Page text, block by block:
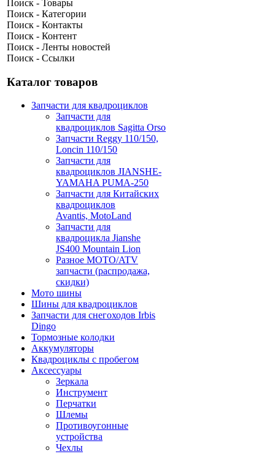
Поиск - Товары
Поиск - Категории
Поиск - Контакты
Поиск - Контент
Поиск - Ленты новостей
Поиск - Ссылки
Каталог товаров
Запчасти для квадроциклов
Запчасти для
квадроциклов Sagitta Orso
Запчасти Reggy 110/150,
Loncin 110/150
Запчасти для
квадроциклов JIANSHE-
YAMAHA PUMA-250
Запчасти для Китайских
квадроциклов
Avantis, MotoLand
Запчасти для
квадроцикла Jianshe
JS400 Mountain Lion
Разное МОТО/ATV
запчасти (распродажа,
скидки)
Мото шины
Шины для квадроциклов
Запчасти для снегоходов Irbis
Dingo
Тормозные колодки
Аккумуляторы
Квадроциклы с пробегом
Аксессуары
Зеркала
Инструмент
Перчатки
Шлемы
Противоугонные
устройства
Чехлы